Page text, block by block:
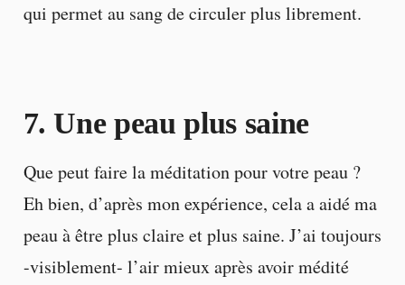
qui permet au sang de circuler plus librement.
7. Une peau plus saine
Que peut faire la méditation pour votre peau ?
Eh bien, d’après mon expérience, cela a aidé ma
peau à être plus claire et plus saine. J’ai toujours
-visiblement- l’air mieux après avoir médité